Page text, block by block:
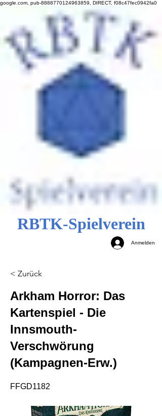
google.com, pub-8888770124963859, DIRECT, f08c47fec0942fa0
RBTK-Spielverein
Anmelden
< Zurück
Arkham Horror: Das
Kartenspiel - Die
Innsmouth-
Verschwörung
(Kampagnen-Erw.)
FFGD1182